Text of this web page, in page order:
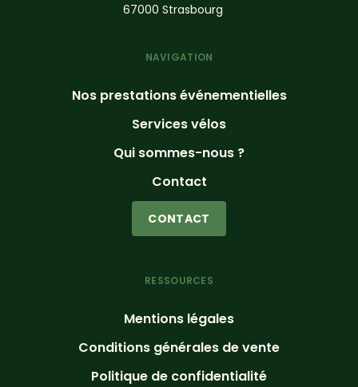
67000 Strasbourg
NAVIGATION
Nos prestations événementielles
Services vélos
Qui sommes-nous ?
Contact
CONTACT
RESSOURCES
Mentions légales
Conditions générales de vente
Politique de confidentialité